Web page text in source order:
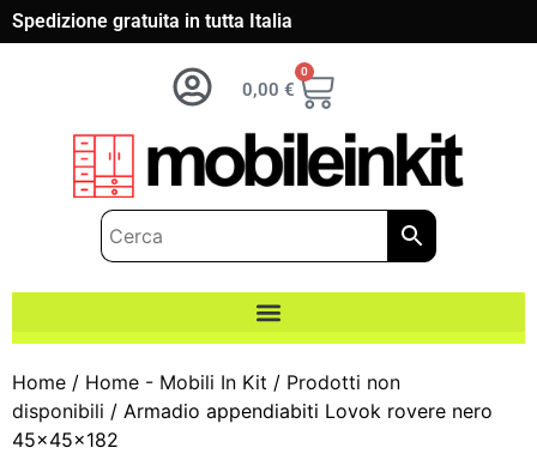
Spedizione gratuita in tutta Italia
0,00 €
0
Home / Home - Mobili In Kit / Prodotti non
disponibili / Armadio appendiabiti Lovok rovere nero
45x45x182